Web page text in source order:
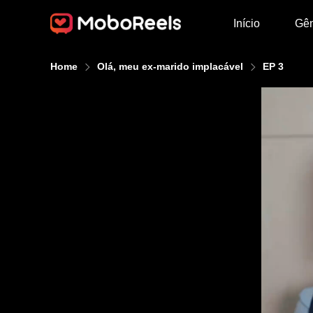
Início
Home Olá, meu ex-marido implacável EP 3